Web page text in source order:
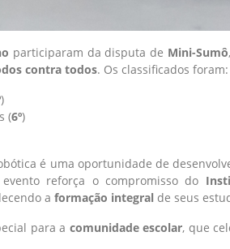
participaram da disputa de Mini-Sumô
contra todos. Os classificados foram:
)
(6º)
é uma oportunidade de
reforça o compromisso do
a formação integral de seus
para a comunidade escolar, que